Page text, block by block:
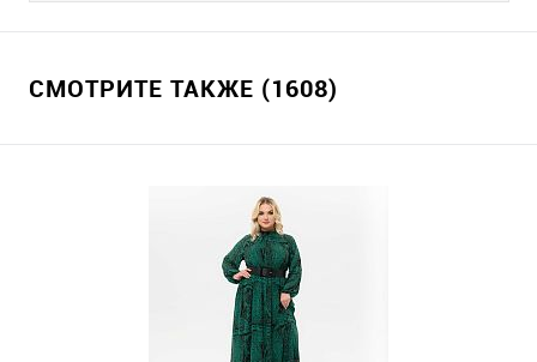
СМОТРИТЕ ТАКЖЕ (1608)